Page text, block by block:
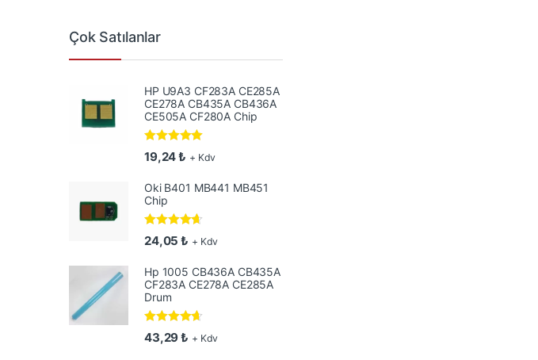
Çok Satılanlar
HP U9A3 CF283A CE285A
CE278A CB435A CB436A
CE505A CF280A Chip
5 üzerinden
5.00oy aldı
19,24₺ + Kdv
Oki B401 MB441 MB451
Chip
5 üzerinden
4.50oy aldı
24,05₺ + Kdv
Hp 1005 CB436A CB435A
CF283A CE278A CE285A
Drum
5 üzerinden
4.50oy aldı
43,29₺ + Kdv